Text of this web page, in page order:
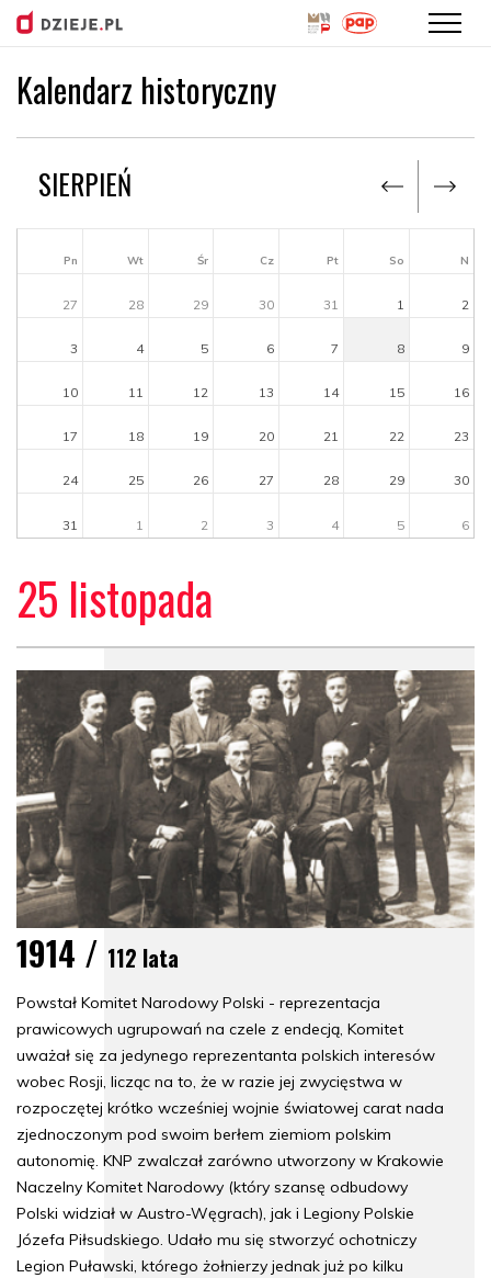
Przejdź
do
Kalendarz historyczny
25 listopada
1914 / 112 lata
Powstał Komitet Narodowy Polski - reprezentacja
prawicowych ugrupowań na czele z endecją, Komitet
uważał się za jedynego reprezentanta polskich interesów
wobec Rosji, licząc na to, że w razie jej zwycięstwa w
rozpoczętej krótko wcześniej wojnie światowej carat nada
zjednoczonym pod swoim berłem ziemiom polskim
autonomię. KNP zwalczał zarówno utworzony w Krakowie
Naczelny Komitet Narodowy (który szansę odbudowy
Polski widział w Austro-Węgrach), jak i Legiony Polskie
Józefa Piłsudskiego. Udało mu się stworzyć ochotniczy
Legion Puławski, którego żołnierzy jednak już po kilku
SIERPIEŃ
Pn Wt Śr Cz Pt So N
27 28 29 30 31 1 2
3 4 5 6 7 8 9
10 11 12 13 14 15 16
17 18 19 20 21 22 23
24 25 26 27 28 29 30
31 1 2 3 4 5 6